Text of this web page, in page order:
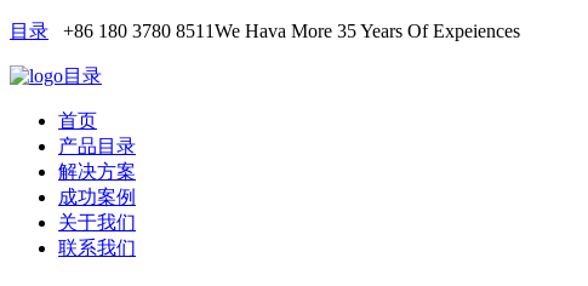
目录 +86 180 3780 8511We Hava More 35 Years Of Expeiences
目录
首页
产品目录
解决方案
成功案例
关于我们
联系我们